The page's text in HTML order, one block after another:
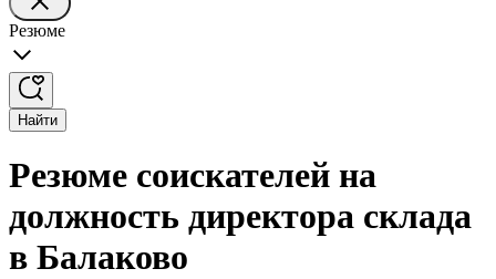
Резюме
Найти
Резюме соискателей на
должность директора склада
в Балаково